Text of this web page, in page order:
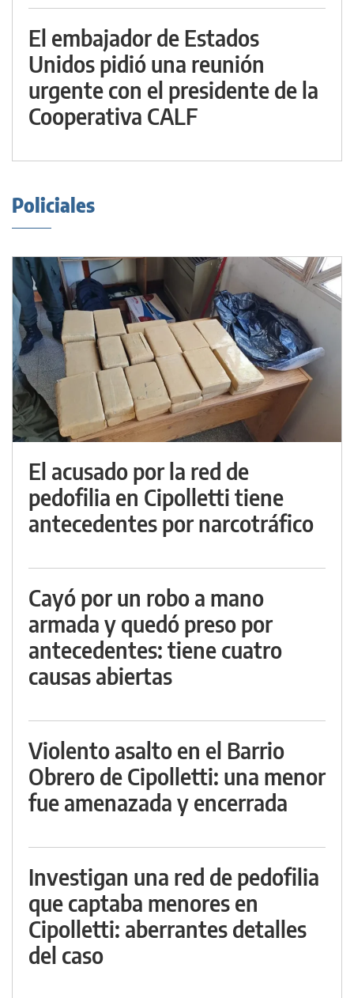
El embajador de Estados
Unidos pidió una reunión
urgente con el presidente de la
Cooperativa CALF
Policiales
El acusado por la red de
pedofilia en Cipolletti tiene
antecedentes por narcotráfico
Cayó por un robo a mano
armada y quedó preso por
antecedentes: tiene cuatro
causas abiertas
Violento asalto en el Barrio
Obrero de Cipolletti: una menor
fue amenazada y encerrada
Investigan una red de pedofilia
que captaba menores en
Cipolletti: aberrantes detalles
del caso